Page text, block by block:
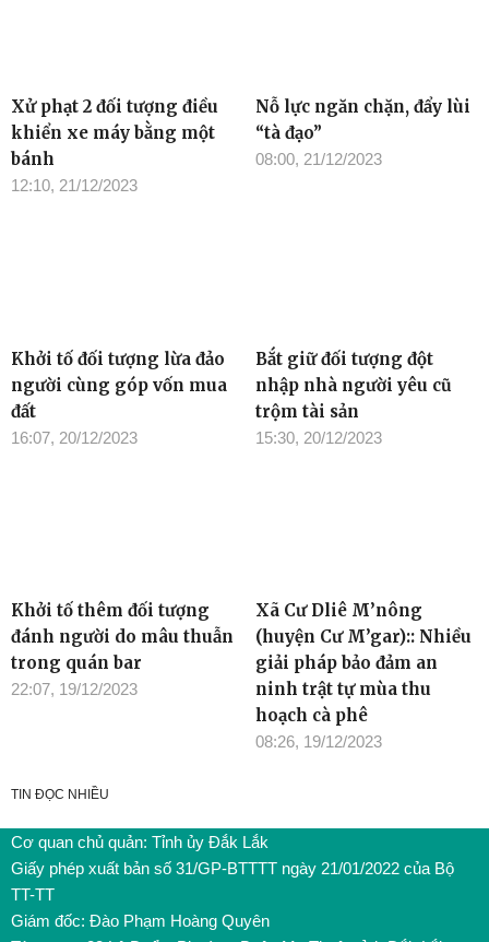
Xử phạt 2 đối tượng điều
khiển xe máy bằng một
bánh
12:10, 21/12/2023
Nỗ lực ngăn chặn, đẩy lùi
“tà đạo”
08:00, 21/12/2023
Khởi tố đối tượng lừa đảo
người cùng góp vốn mua
đất
16:07, 20/12/2023
Bắt giữ đối tượng đột
nhập nhà người yêu cũ
trộm tài sản
15:30, 20/12/2023
Khởi tố thêm đối tượng
đánh người do mâu thuẫn
trong quán bar
22:07, 19/12/2023
Xã Cư Dliê M’nông
(huyện Cư M’gar):: Nhiều
giải pháp bảo đảm an
ninh trật tự mùa thu
hoạch cà phê
08:26, 19/12/2023
TIN ĐỌC NHIỀU
Cơ quan chủ quản: Tỉnh ủy Đắk Lắk
Giấy phép xuất bản số 31/GP-BTTTT ngày 21/01/2022 của Bộ
TT-TT
Giám đốc: Đào Phạm Hoàng Quyên